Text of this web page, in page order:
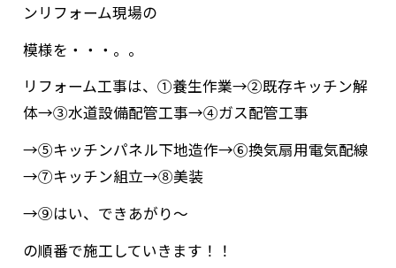
ンリフォーム現場の
模様を・・・。。
リフォーム工事は、①養生作業→②既存キッチン解
体→③水道設備配管工事→④ガス配管工事
→⑤キッチンパネル下地造作→⑥換気扇用電気配線
→⑦キッチン組立→⑧美装
→⑨はい、できあがり～
の順番で施工していきます！！